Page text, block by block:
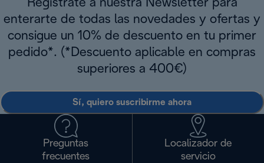
Regístrate a nuestra Newsletter para
enterarte de todas las novedades y ofertas y
consigue un 10% de descuento en tu primer
pedido*. (*Descuento aplicable en compras
superiores a 400€)
Sí, quiero suscribirme ahora
Preguntas
frecuentes
Localizador de
servicio